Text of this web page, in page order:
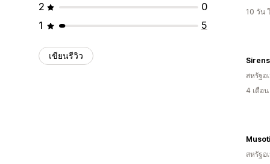
2
0
1
5
เขียนรีวิว
10 วัน
สหรัฐอ
4 เดือ
สหรัฐอ